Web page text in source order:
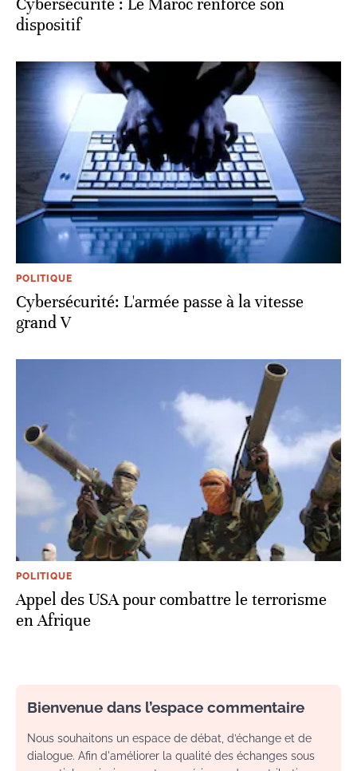
Cybersécurité : Le Maroc renforce son
dispositif
POLITIQUE
Cybersécurité: L'armée passe à la vitesse
grand V
POLITIQUE
Appel des USA pour combattre le terrorisme
en Afrique
Bienvenue dans l’espace commentaire
Nous souhaitons un espace de débat, d’échange et de
dialogue. Afin d'améliorer la qualité des échanges sous